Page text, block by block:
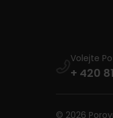
Volejte
+ 420
© 2026